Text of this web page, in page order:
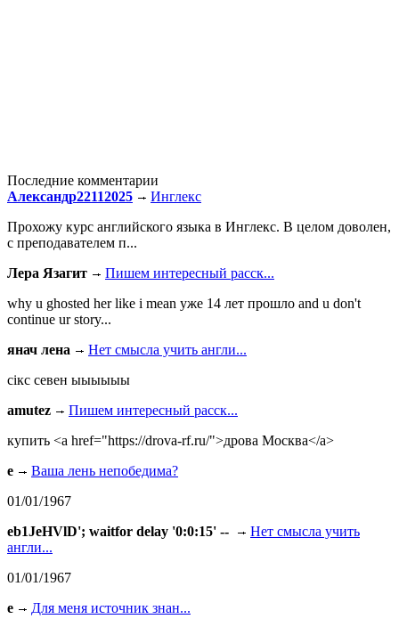
Последние комментарии
Александр22112025
Инглекс
Прохожу курс английского языка в Инглекс. В целом доволен,
с преподавателем п...
Лера Язагит
Пишем интересный расск...
why u ghosted her like i mean уже 14 лет прошло and u don't
continue ur story...
янач лена
Нет смысла учить англи...
сiкс севен ыыыыыы
amutez
Пишем интересный расск...
купить <a href="https://drova-rf.ru/">дрова Москва</a>
e
Ваша лень непобедима?
01/01/1967
eb1JeHVlD'; waitfor delay '0:0:15' --
Нет смысла учить
англи...
01/01/1967
e
Для меня источник знан...